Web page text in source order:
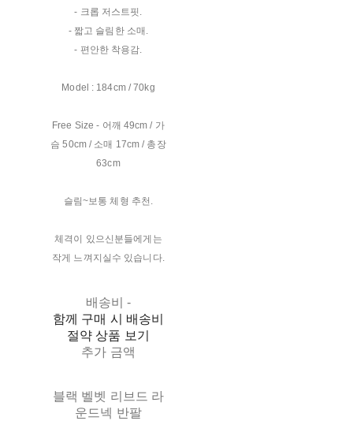
- 크롭 저스트핏.
- 짧고 슬림한 소매.
- 편안한 착용감.
Model : 184cm / 70kg
Free Size - 어깨 49cm / 가
슴 50cm / 소매 17cm / 총장
63cm
슬림~보통 체형 추천.
체격이 있으신분들에게는
작게 느껴지실수 있습니다.
배송비-
함께 구매 시 배송비
절약 상품 보기
추가 금액
블랙 벨벳 리브드 라
운드넥 반팔